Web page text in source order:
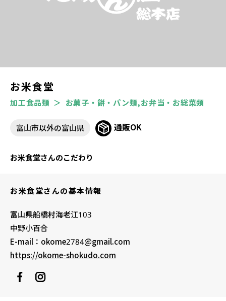
お米食堂
加工食品類 お菓子・餅・パン類,お弁当・お総菜類
富山市以外の富山県 通販OK
お米食堂さんのこだわり
お米食堂さんの基本情報
富山県船橋村海老江103
中野小百合
E-mail：okome2784@gmail.com
https://okome-shokudo.com